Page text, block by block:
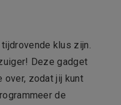
klus zijn.
Deze gadget
over, zodat jij kunt
de